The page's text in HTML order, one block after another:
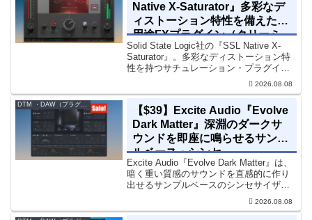
Native X-Saturator』多彩なデ
ィストーション特性を備えた多
用途FXプラグイン（クリーミ
ィ＆ウォームなサウンド）
Solid State Logic社の『SSL Native X-
Saturator』。多彩なディストーション特
性を持つサチュレーション・プラグイン
です。音楽制作者、エンジニアの間でも
2026.08.08
【$39】Excite Audio『Evolve
Dark Matter』深淵のダークサ
ウンドを即座に鳴らせるサンプ
ルベース・シンセ
Excite Audio『Evolve Dark Matter』は、
暗く重い質感のサウンドを直感的に作り
出せるサンプルベースのシンセサイザー
です。ダークD&Bやアトモスフェリッ
ク・テクノ、シネマティック作品に適し
2026.08.08